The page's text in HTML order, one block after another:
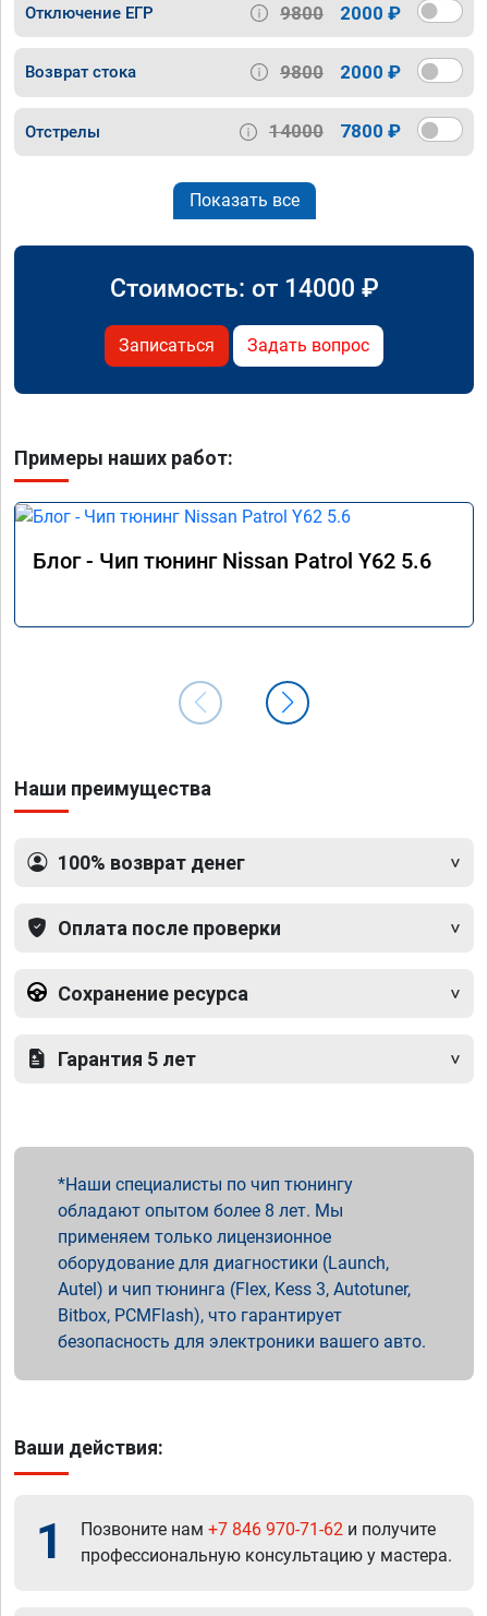
Отключение ЕГР 9800 2000 ₽
Возврат стока 9800 2000 ₽
Отстрелы 14000 7800 ₽
Показать все
Стоимость: от 14000 ₽
Записаться Задать вопрос
Примеры наших работ:
Блог - Чип тюнинг Nissan Patrol Y62 5.6
Наши преимущества
100% возврат денег
Оплата после проверки
Сохранение ресурса
Гарантия 5 лет
Наши специалисты по чип тюнингу
обладают опытом более 8 лет. Мы
применяем только лицензионное
оборудование для диагностики (Launch,
Autel) и чип тюнинга (Flex, Kess 3, Autotuner,
Bitbox, PCMFlash), что гарантирует
безопасность для электроники вашего авто.
Ваши действия:
1 Позвоните нам +7 846 970-71-62 и получите
профессиональную консультацию у мастера.